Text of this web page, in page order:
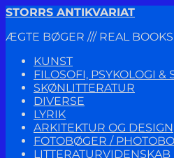
Spring
navigation
Spring
indhold
STORRS ANTIKVARIAT
ÆGTE BØGER /// REAL BOOKS
KUNST
FILOSOFI, PSYKOLOGI
SKØNLITTERATUR
DIVERSE
LYRIK
ARKITEKTUR OG DESIGN
FOTOBØGER /
LITTERATURVIDENSKAB